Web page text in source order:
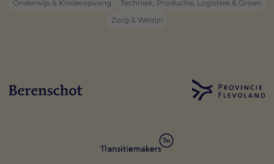
Onderwijs & Kinderopvang
Techniek, Productie, Logistiek & Groen
Zorg & Welzijn